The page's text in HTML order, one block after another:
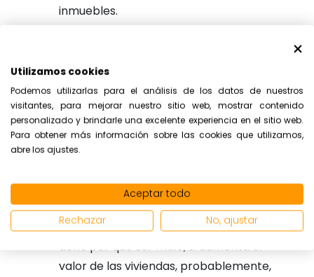
inmuebles.
conseguir el máximo número de
hipotecas formalizadas es cada vez
mayor, lo que mejora las ofertas
hipotecarias. De hecho, algunos bancos
ya han bajado sus tipos de interés para
Precio de las viviendas:Los expertos
pronostican una muy leve subida de
precios en las viviendas. Pero esto no
tiene por qué ser malo, si aumenta el
valor de las viviendas, probablemente,
Utilizamos cookies
Podemos utilizarlas para el análisis de los datos de nuestros
visitantes, para mejorar nuestro sitio web, mostrar contenido
personalizado y brindarle una excelente experiencia en el sitio web.
Para obtener más información sobre las cookies que utilizamos,
abre los ajustes.
Aceptar todo
Rechazar
No, ajustar